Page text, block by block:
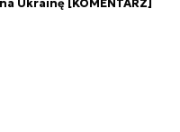
Ukrainę [KOMENTARZ]